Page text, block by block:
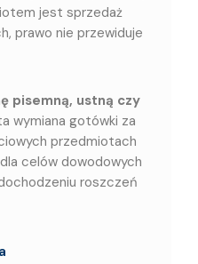
jest sprzedaż
prawo nie przewiduje
pisemną, ustną czy
wymiana gotówki za
przedmiotach
celów dowodowych
roszczeń